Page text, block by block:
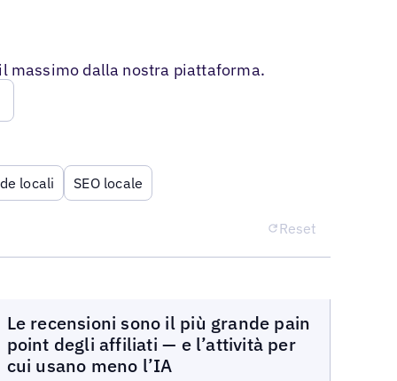
massimo dalla nostra piattaforma.
locali SEO locale
Reset
Le recensioni sono il più grande pain
point degli affiliati — e l’attività per
cui usano meno l’IA
Read more